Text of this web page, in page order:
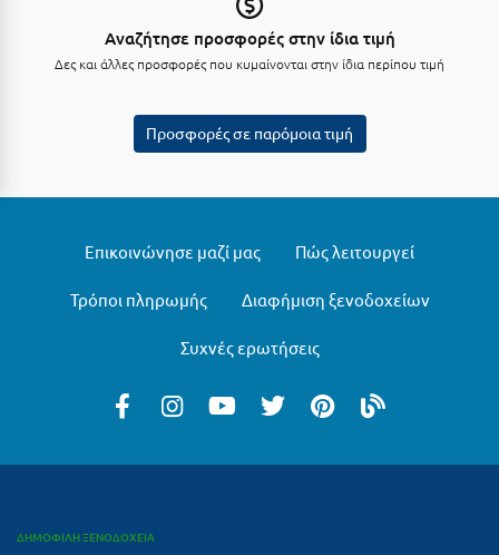
Ναύπλιο
Νέα Στύρα Εύβοιας
Ξυλόκαστρο
Αναζήτησε προσφορές στην ίδια τιμή
Δες και άλλες προσφορές που κυμαίνονται στην ίδια περίπου τιμή
Προσφορές σε παρόμοια τιμή
Επικοινώνησε μαζί μας Πώς λειτουργεί
Τρόποι πληρωμής Διαφήμιση ξενοδοχείων
Συχνές ερωτήσεις
ΔΗΜΟΦΙΛΗ ΞΕΝΟΔΟΧΕΙΑ